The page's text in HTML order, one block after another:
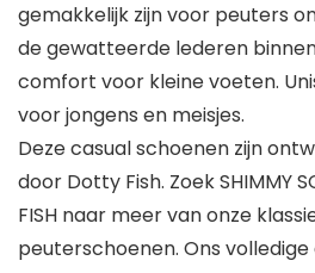
gemakkelijk zijn voor peuters
de gewatteerde lederen
comfort voor kleine voeten.
voor jongens en meisjes.
Deze casual schoenen zijn
door Dotty Fish. Zoek SHIMMY
FISH naar meer van onze
peuterschoenen. Ons